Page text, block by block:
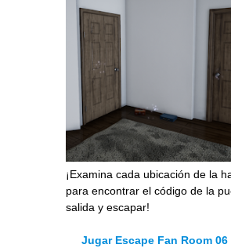
¡Examina cada ubicación de la
para encontrar el código de la
salida y escapar!
Jugar Escape Fan Room 06